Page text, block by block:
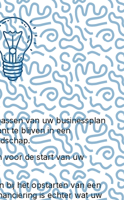
van uw businessplan
te blijven in een
voor de start van uw
bij het opstarten van een
is echter wat uw